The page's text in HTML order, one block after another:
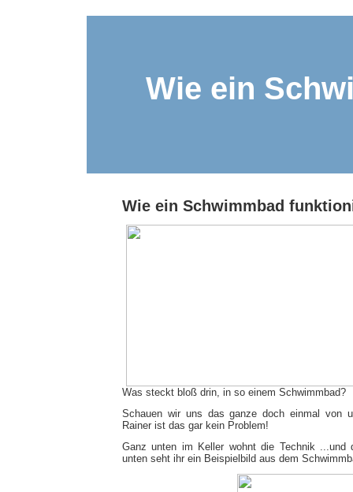
Wie ein
Wie ein Schwimmbad
Was steckt bloß drin, in so einem Schwimmbad?
Schauen wir uns das ganze doch einmal von
Rainer ist das gar kein Problem!
Ganz unten im Keller wohnt die Technik ...und
unten seht ihr ein Beispielbild aus dem